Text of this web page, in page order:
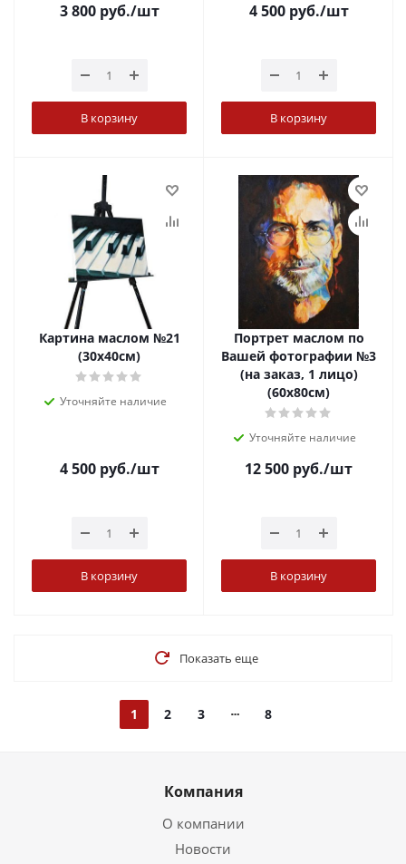
3 800руб./шт
В корзину
4 500руб./шт
В корзину
Картина маслом №21
(30х40см)
Уточняйте наличие
4 500руб./шт
В корзину
Портрет маслом по
Вашей фотографии №3
(на заказ, 1 лицо)
(60х80см)
Уточняйте наличие
12 500 руб./шт
В корзину
Показать еще
1 2 3 8
Компания
О компании
Новости